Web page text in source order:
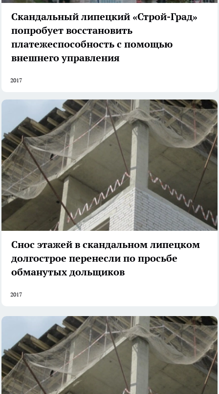
Скандальный липецкий «Строй-Град»
попробует восстановить
платежеспособность с помощью
внешнего управления
2017
Снос этажей в скандальном липецком
долгострое перенесли по просьбе
обманутых дольщиков
2017